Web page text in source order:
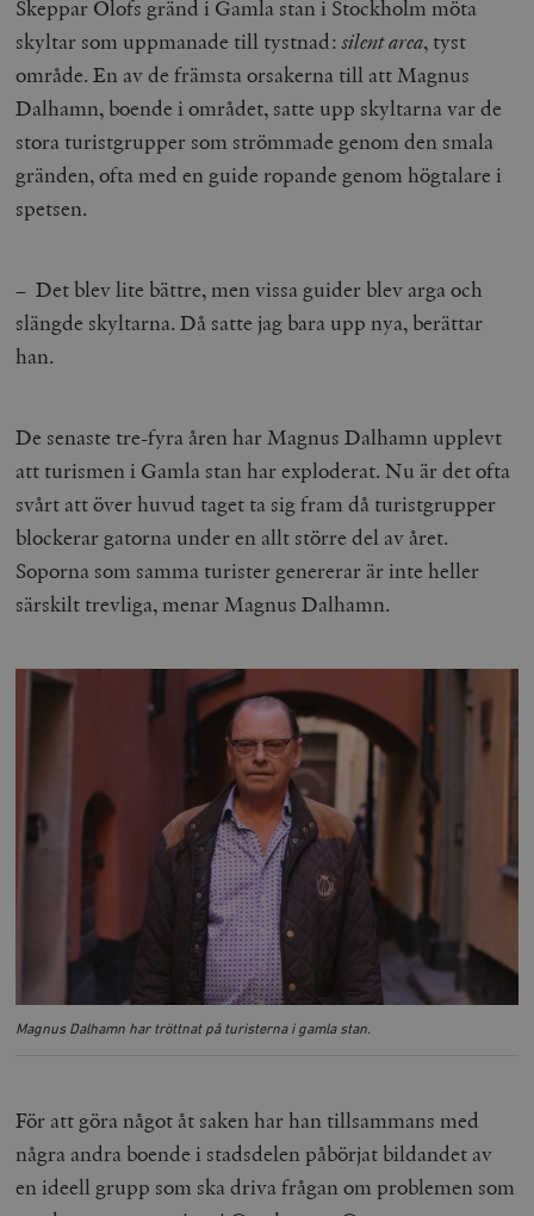
Skeppar Olofs gränd i Gamla stan i Stockholm möta
skyltar som uppmanade till tystnad:silent area, tyst
område. En av de främsta orsakerna till att Magnus
Dalhamn, boende i området, satte upp skyltarna var de
stora turistgrupper som strömmade genom den smala
gränden, ofta med en guide ropande genom högtalare i
spetsen.
– Det blev lite bättre, men vissa guider blev arga och
slängde skyltarna. Då satte jag bara upp nya, berättar
han.
De senaste tre-fyra åren har Magnus Dalhamn upplevt
att turismen i Gamla stan har exploderat. Nu är det ofta
svårt att över huvud taget ta sig fram då turistgrupper
blockerar gatorna under en allt större del av året.
Soporna som samma turister genererar är inte heller
särskilt trevliga, menar Magnus Dalhamn.
Magnus Dalhamn har tröttnat på turisterna i gamla stan.
För att göra något åt saken har han tillsammans med
några andra boende i stadsdelen påbörjat bildandet av
en ideell grupp som ska driva frågan om problemen som